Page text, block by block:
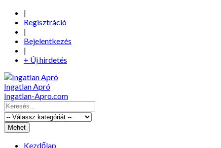
|
Regisztráció
|
Bejelentkezés
|
+ Új hirdetés
Ingatlan Apró
Ingatlan-Apro.com
Kezdőlap